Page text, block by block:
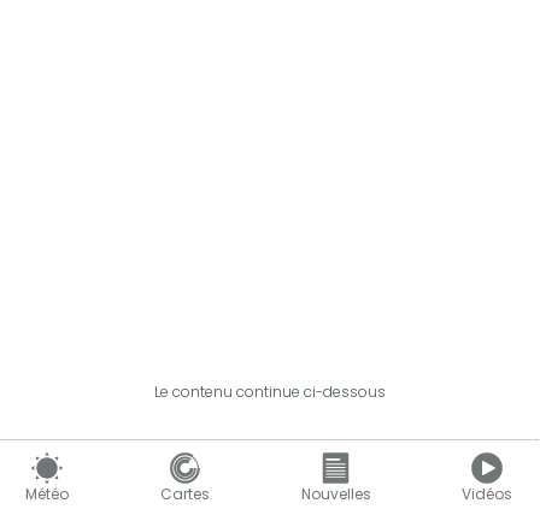
Météo Cartes Nouvelles Vidéos
Le contenu continue ci-dessous